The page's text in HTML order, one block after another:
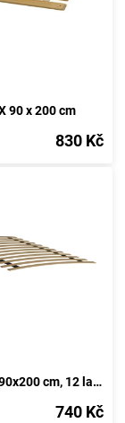
90 x 200 cm
830 Kč
Rošt TREY 90x200 cm, 12 lamel
740 Kč